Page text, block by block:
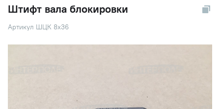
Штифт вала блокировки
Артикул ШЦК 8х36